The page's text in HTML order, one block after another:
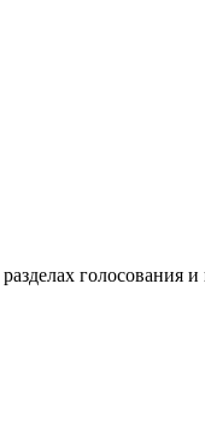
голосования